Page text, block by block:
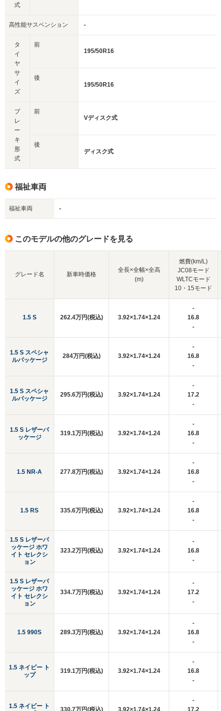
式
高性能サスペンション -
タ
イ
ヤ
サ
イ
ズ
前
195/50R16
後
195/50R16
ブ
レ
ー
キ
形
式
前
Vディスク式
後
ディスク式
福祉車両
福祉車両 -
このモデルの他のグレードを見る
グレード名
1.5 S
1.5 S スペシャ
ルパッケージ
1.5 S スペシャ
ルパッケージ
1.5 S レザーパ
ッケージ
1.5 NR-A
1.5 RS
1.5 S レザーパ
ッケージ ホワ
イト セレクシ
ョン
1.5 S レザーパ
ッケージ ホワ
イト セレクシ
ョン
1.5 990S
1.5 ネイビー ト
ップ
1.5 ネイビー ト
新車時価格
全長×全幅×全高
(m)
燃費(km/L)
JC08モード
WLTCモード
10・15モード
262.4万円(税込) 3.92×1.74×1.24
-
16.8
-
284万円(税込) 3.92×1.74×1.24
-
16.8
-
295.6万円(税込) 3.92×1.74×1.24
-
17.2
-
319.1万円(税込) 3.92×1.74×1.24
-
16.8
-
277.8万円(税込) 3.92×1.74×1.24
-
16.8
-
335.6万円(税込) 3.92×1.74×1.24
-
16.8
-
323.2万円(税込) 3.92×1.74×1.24
-
16.8
-
334.7万円(税込) 3.92×1.74×1.24
-
17.2
-
289.3万円(税込) 3.92×1.74×1.24
-
16.8
-
319.1万円(税込) 3.92×1.74×1.24
-
16.8
-
330.7万円(税込) 3.92×1.74×1.24
-
17.2